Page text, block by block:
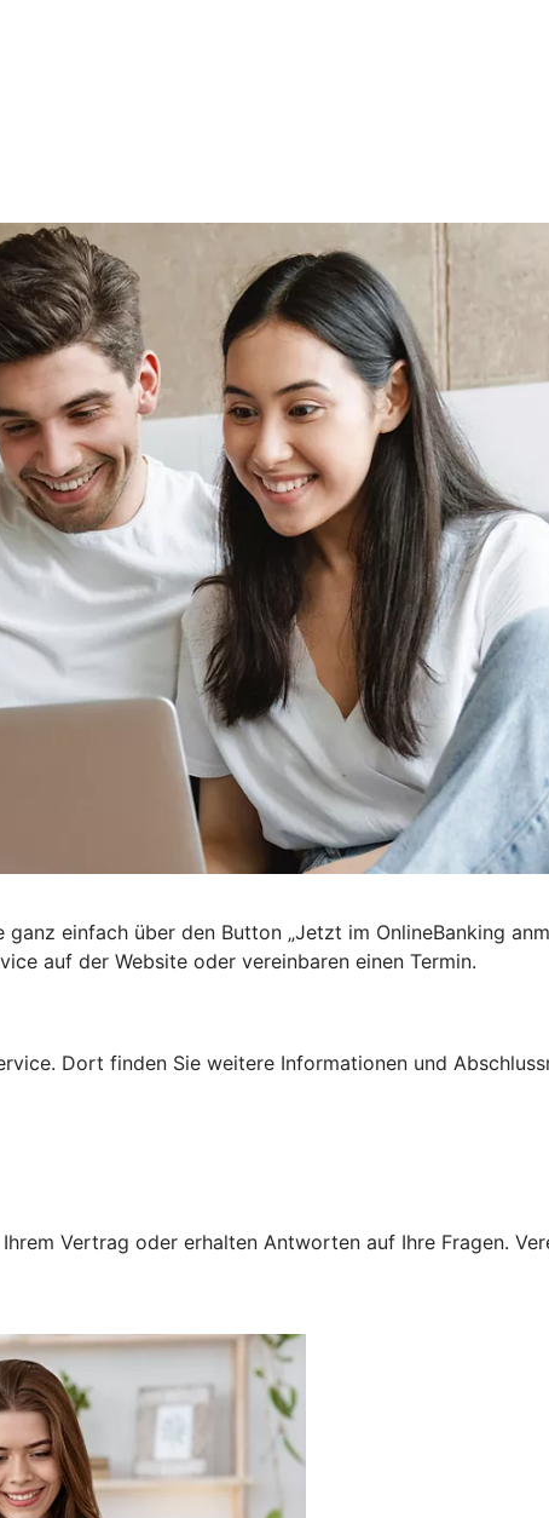
einfach über den Button „Jetzt im OnlineBanking
auf der Website oder vereinbaren einen Termin.
Dort finden Sie weitere Informationen und
Vertrag oder erhalten Antworten auf Ihre Fragen.